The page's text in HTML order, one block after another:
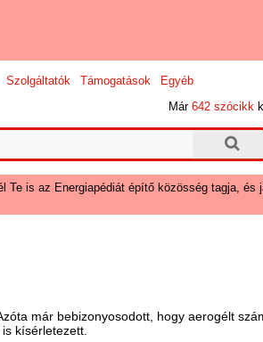
Szolgáltatók Támogatások
Egyéb
Már642 szócikk
Te is az Energiapédiát építő közösség tagja, és
már bebizonyosodott, hogy aerogélt
kísérletezett.